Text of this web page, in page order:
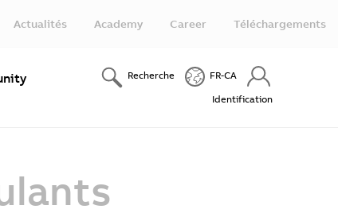
Actualités Academy Career Téléchargements
Recherche FR-CA
Identification